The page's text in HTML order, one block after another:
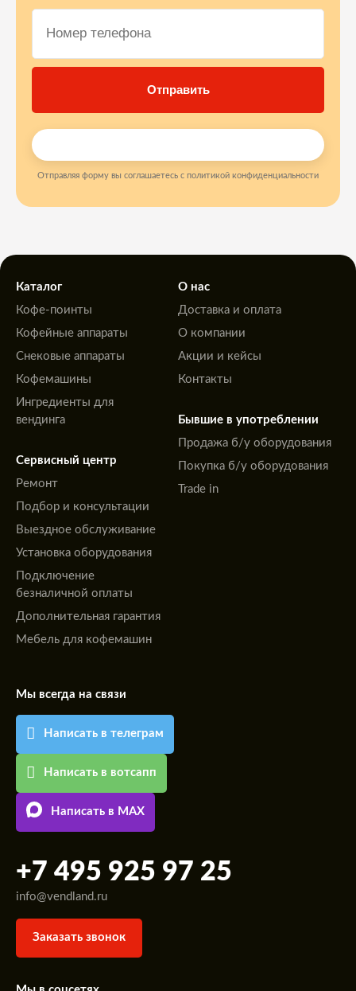
Отправляя форму вы соглашаетесь с политикой конфиденциальности
Каталог
Кофе-поинты
Кофейные аппараты
Снековые аппараты
Кофемашины
Ингредиенты для
вендинга
Сервисный центр
Ремонт
Подбор и консультации
Выездное обслуживание
Установка оборудования
Подключение
безналичной оплаты
Дополнительная гарантия
Мебель для кофемашин
О нас
Доставка и оплата
О компании
Акции и кейсы
Контакты
Бывшие в употреблении
Продажа б/у оборудования
Покупка б/у оборудования
Trade in
Мы всегда на связи
Написать в телеграм
Написать в вотсапп
Написать в MAX
+7 495 925 97 25
info@vendland.ru
Заказать звонок